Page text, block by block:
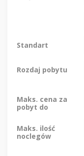
Standart
Rozdaj pobytu
Maks. cena za
pobyt do
Maks. ilość
noclegów